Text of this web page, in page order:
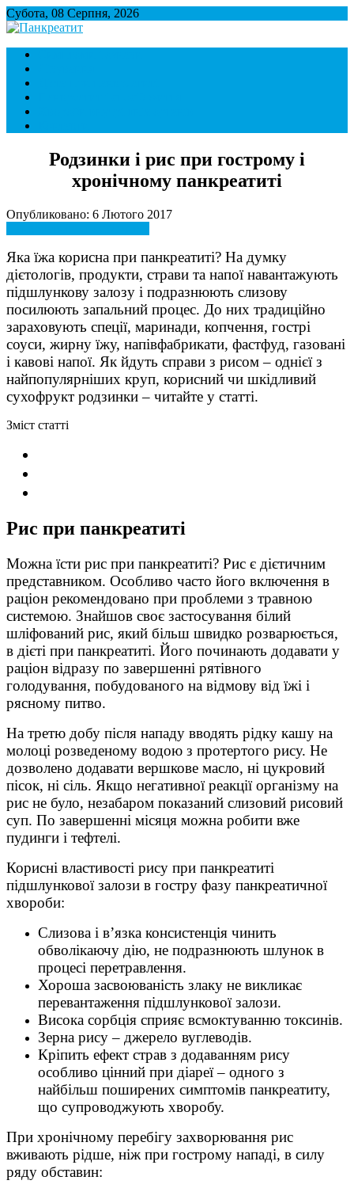
Субота, 08 Серпня, 2026
Панкреатит
Підшлункова залоза. Симптоми і лікування панкреатиту. Дієта
при панкреатиті.
Родзинки і рис при гострому і
хронічному панкреатиті
Опубликовано: 6 Лютого 2017
Яка їжа корисна при панкреатиті? На думку
дієтологів, продукти, страви та напої навантажують
підшлункову залозу і подразнюють слизову
посилюють запальний процес. До них традиційно
зараховують спеції, маринади, копчення, гострі
соуси, жирну їжу, напівфабрикати, фастфуд, газовані
і кавові напої. Як йдуть справи з рисом – однієї з
найпопулярніших круп, корисний чи шкідливий
сухофрукт родзинки – читайте у статті.
Зміст статті
Рис при панкреатиті
Можна їсти рис при панкреатиті? Рис є дієтичним
представником. Особливо часто його включення в
раціон рекомендовано при проблеми з травною
системою. Знайшов своє застосування білий
шліфований рис, який більш швидко розварюється,
в дієті при панкреатиті. Його починають додавати у
раціон відразу по завершенні рятівного
голодування, побудованого на відмову від їжі і
рясному питво.
На третю добу після нападу вводять рідку кашу на
молоці розведеному водою з протертого рису. Не
дозволено додавати вершкове масло, ні цукровий
пісок, ні сіль. Якщо негативної реакції організму на
рис не було, незабаром показаний слизовий рисовий
суп. По завершенні місяця можна робити вже
пудинги і тефтелі.
Корисні властивості рису при панкреатиті
підшлункової залози в гостру фазу панкреатичної
хвороби:
Слизова і в’язка консистенція чинить
обволікаючу дію, не подразнюють шлунок в
процесі перетравлення.
Хороша засвоюваність злаку не викликає
перевантаження підшлункової залози.
Висока сорбція сприяє всмоктуванню токсинів.
Зерна рису – джерело вуглеводів.
Кріпить ефект страв з додаванням рису
особливо цінний при діареї – одного з
найбільш поширених симптомів панкреатиту,
що супроводжують хворобу.
При хронічному перебігу захворювання рис
вживають рідше, ніж при гострому нападі, в силу
ряду обставин: